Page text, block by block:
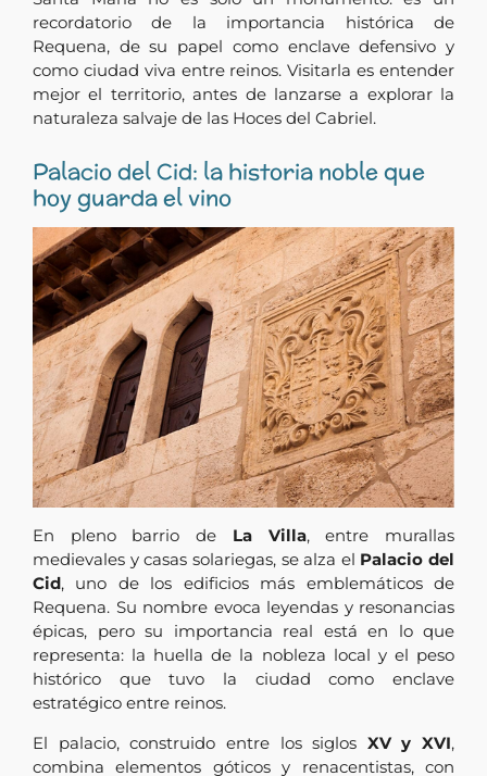
recordatorio de la importancia histórica de
Requena, de su papel como enclave defensivo y
como ciudad viva entre reinos. Visitarla es entender
mejor el territorio, antes de lanzarse a explorar la
naturaleza salvaje de las Hoces del Cabriel.
Palacio del Cid: la historia noble que
hoy guarda el vino
En pleno barrio de La Villa, entre murallas
medievales y casas solariegas, se alza el Palacio del
Cid, uno de los edificios más emblemáticos de
Requena. Su nombre evoca leyendas y resonancias
épicas, pero su importancia real está en lo que
representa: la huella de la nobleza local y el peso
histórico que tuvo la ciudad como enclave
estratégico entre reinos.
El palacio, construido entre los siglos XV y XVI,
combina elementos góticos y renacentistas, con